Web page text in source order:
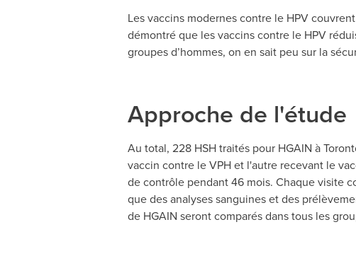
Les vaccins modernes contre le HPV
démontré que les vaccins contre le HPV
groupes d’hommes, on en sait peu sur la
Approche de l'étude
Au total, 228 HSH traités pour HGAIN à
vaccin contre le VPH et l'autre recevant le
de contrôle pendant 46 mois. Chaque visite
que des analyses sanguines et des
de HGAIN seront comparés dans tous les